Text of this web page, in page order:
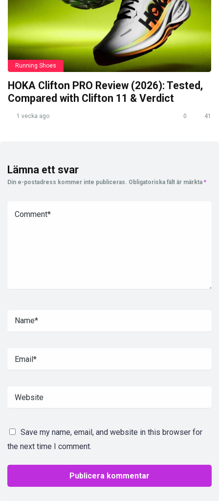
Running Shoes
HOKA Clifton PRO Review (2026): Tested,
Compared with Clifton 11 & Verdict
1 vecka ago 0 41
Lämna ett svar
Din e-postadress kommer inte publiceras. Obligatoriska fält är märkta *
Save my name, email, and website in this browser for
the next time I comment.